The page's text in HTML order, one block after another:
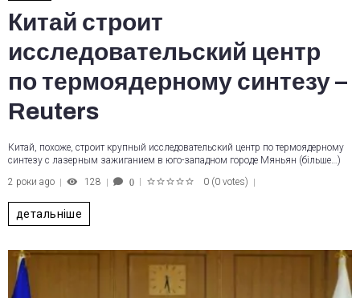
Китай строит
исследовательский центр
по термоядерному синтезу –
Reuters
Китай, похоже, строит крупный исследовательский центр по термоядерному
синтезу с лазерным зажиганием в юго-западном городе Мяньян (більше…)
2 роки ago
128 0 0 (0 votes)
детальніше